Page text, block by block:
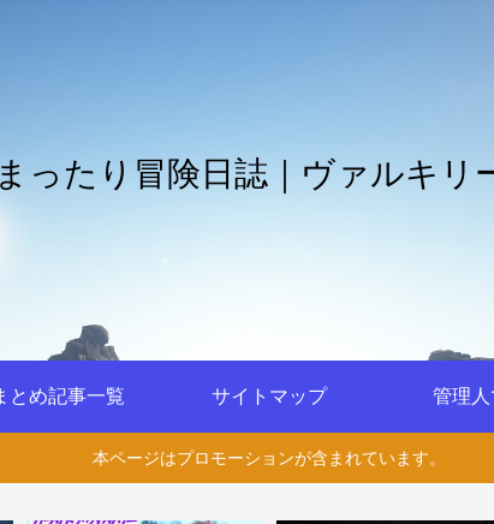
ったり冒険日誌｜ヴァルキリ
とめ記事一覧 サイトマップ 管理人
本ページはプロモーションが含まれています。